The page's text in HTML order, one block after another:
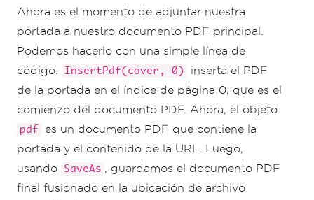
Ahora es el momento de adjuntar nuestra
portada a nuestro documento PDF principal.
Podemos hacerlo con una simple línea de
código.
InsertPdf(cover, 0)
inserta el PDF
de la portada en el índice de página 0, que es el
comienzo del documento PDF. Ahora, el objeto
pdf
es un documento PDF que contiene la
portada y el contenido de la URL. Luego,
usando
SaveAs , guardamos el documento PDF
final fusionado en la ubicación de archivo